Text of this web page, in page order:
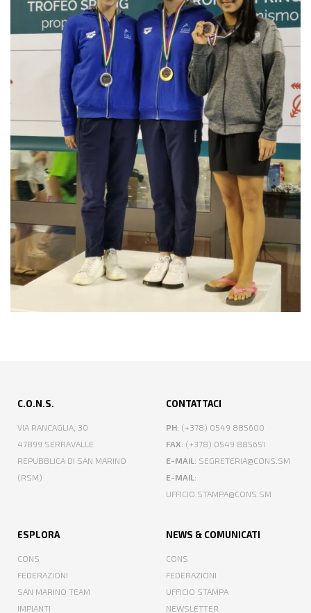
C.O.N.S.
VIA RANCAGLIA, 30
47899 SERRAVALLE
REPUBBLICA DI SAN MARINO
(RSM)
CONTATTACI
PH: (+378) 0549 885600
FAX: (+378) 0549 885651
E-MAIL : SEGRETERIA@CONS.SM
E-MAIL :
UFFICIO.STAMPA@CONS.SM
ESPLORA
CONS
FEDERAZIONI
SAN MARINO TEAM
IMPIANTI
NEWS & COMUNICATI
CONS
FEDERAZIONI
UFFICIO STAMPA
NEWSLETTER